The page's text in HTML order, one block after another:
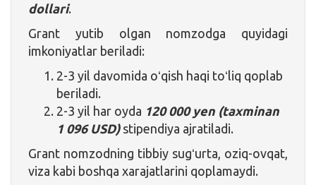
dollari.
Grant yutib olgan nomzodga quyidagi
imkoniyatlar beriladi:
2-3 yil davomida oʻqish haqi toʻliq qoplab
beriladi.
2-3 yil har oyda 120 000 yen (taxminan
1 096 USD)stipendiya ajratiladi.
Grant nomzodning tibbiy sugʻurta, oziq-ovqat,
viza kabi boshqa xarajatlarini qoplamaydi.